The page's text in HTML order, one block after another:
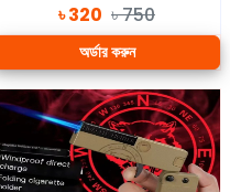
৳ 320 ৳ 750
অর্ডার করুন